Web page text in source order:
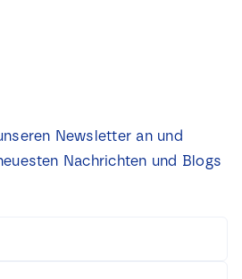
Newsletter an und
Nachrichten und Blogs